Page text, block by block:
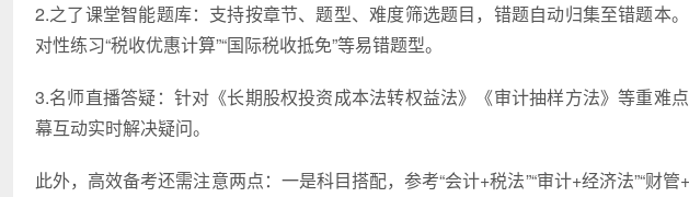
2.之了课堂智能题库：支持按章节、题型、难度筛选题目，错题自动归集至错题本
对性练习“税收优惠计算”“国际税收抵免”等易错题型。
3.名师直播答疑：针对《长期股权投资成本法转权益法》《审计抽样方法》等重难
幕互动实时解决疑问。
此外，高效备考还需注意两点：一是科目搭配，参考“会计+税法”“审计+经济法”“财